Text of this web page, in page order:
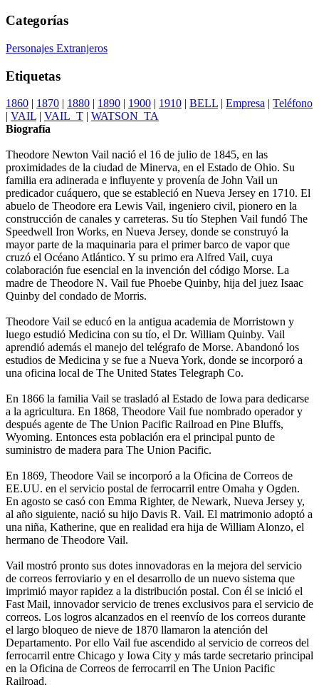
Categorías
Personajes Extranjeros
Etiquetas
1860 | 1870 | 1880 | 1890 | 1900 | 1910 | BELL | Empresa | Teléfono
| VAIL | VAIL_T | WATSON_TA
Biografía
Theodore Newton Vail nació el 16 de julio de 1845, en las
proximidades de la ciudad de Minerva, en el Estado de Ohio. Su
familia era adinerada e influyente y provenía de John Vail un
predicador cuáquero, que se estableció en Nueva Jersey en 1710. El
abuelo de Theodore era Lewis Vail, ingeniero civil, pionero en la
construcción de canales y carreteras. Su tío Stephen Vail fundó The
Speedwell Iron Works, en Nueva Jersey, donde se construyó la
mayor parte de la maquinaria para el primer barco de vapor que
cruzó el Océano Atlántico. Y su primo era Alfred Vail, cuya
colaboración fue esencial en la invención del código Morse. La
madre de Theodore N. Vail fue Phoebe Quinby, hija del juez Isaac
Quinby del condado de Morris.
Theodore Vail se educó en la antigua academia de Morristown y
luego estudió Medicina con su tío, el Dr. William Quinby. Vail
aprendió además el manejo del telégrafo de Morse. Abandonó los
estudios de Medicina y se fue a Nueva York, donde se incorporó a
una oficina local de The United States Telegraph Co.
En 1866 la familia Vail se trasladó al Estado de Iowa para dedicarse
a la agricultura. En 1868, Theodore Vail fue nombrado operador y
después agente de The Union Pacific Railroad en Pine Bluffs,
Wyoming. Entonces esta población era el principal punto de
suministro de madera para The Union Pacific.
En 1869, Theodore Vail se incorporó a la Oficina de Correos de
EE.UU. en el servicio postal de ferrocarril entre Omaha y Ogden.
En agosto se casó con Emma Righter, de Newark, Nueva Jersey y,
al año siguiente, nació su hijo Davis R. Vail. El matrimonio adoptó a
una niña, Katherine, que en realidad era hija de William Alonzo, el
hermano de Theodore Vail.
Vail mostró pronto sus dotes innovadoras en la mejora del servicio
de correos ferroviario y en el desarrollo de un nuevo sistema que
imprimió mayor rapidez a la distribución postal. Con él se inició el
Fast Mail, innovador servicio de trenes exclusivos para el servicio de
correos. Los logros alcanzados en el reenvío de los correos durante
el largo bloqueo de nieve de 1870 llamaron la atención del
Departamento. Por ello Vail fue ascendido al servicio de correos del
ferrocarril entre Chicago y Iowa City y más tarde secretario principal
en la Oficina de Correos de ferrocarril en The Union Pacific
Railroad.